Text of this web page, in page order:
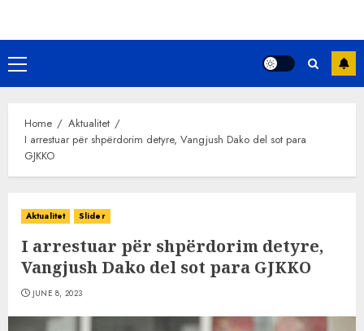
Primary
Menu
Home
Aktualitet
I arrestuar për shpërdorim detyre, Vangjush Dako del sot para
GJKKO
Aktualitet Slider
I arrestuar për shpërdorim detyre,
Vangjush Dako del sot para GJKKO
JUNE 8, 2023